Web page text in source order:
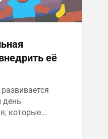
её
день
которые...